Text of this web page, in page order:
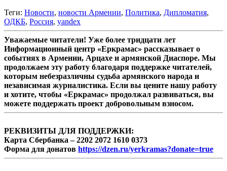
Теги: Новости, новости Армении, Политика, Дипломатия,
ОДКБ, Россия, yandex
Уважаемые читатели! Уже более тридцати лет
Информационный центр «Еркрамас» рассказывает о
событиях в Армении, Арцахе и армянской Диаспоре. Мы
продолжаем эту работу благодаря поддержке читателей,
которым небезразличны судьба армянского народа и
независимая журналистика. Если вы цените нашу работу
и хотите, чтобы «Еркрамас» продолжал развиваться, вы
можете поддержать проект добровольным взносом.
РЕКВИЗИТЫ ДЛЯ ПОДДЕРЖКИ:
Карта Сбербанка – 2202 2072 1610 0373
Форма для донатов https://dzen.ru/yerkramas?donate=true